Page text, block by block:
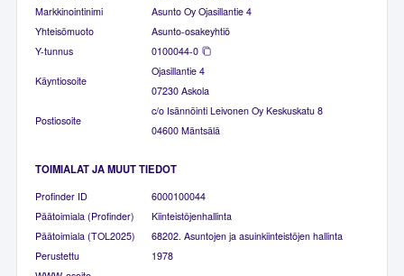
Markkinointinimi
Asunto Oy Ojasillantie 4
Yhteisömuoto
Asunto-osakeyhtiö
Y-tunnus
0100044-0
Käyntiosoite
Ojasillantie 4
07230 Askola
Postiosoite
c/o Isännöinti Leivonen Oy Keskuskatu 8
04600 Mäntsälä
TOIMIALAT JA MUUT TIEDOT
Profinder ID
6000100044
Päätoimiala (Profinder)
Kiinteistöjenhallinta
Päätoimiala (TOL2025)
68202. Asuntojen ja asuinkiinteistöjen hallinta
Perustettu
1978